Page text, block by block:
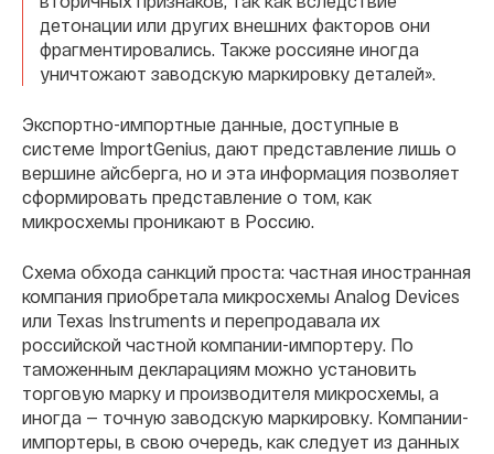
детонации или других внешних факторов они
фрагментировались. Также россияне иногда
уничтожают заводскую маркировку деталей».
Экспортно-импортные данные, доступные в
системе ImportGenius, дают представление лишь о
вершине айсберга, но и эта информация позволяет
сформировать представление о том, как
микросхемы проникают в Россию.
Схема обхода санкций проста: частная иностранная
компания приобретала микросхемы Analog Devices
или Texas Instruments и перепродавала их
российской частной компании-импортеру. По
таможенным декларациям можно установить
торговую марку и производителя микросхемы, а
иногда — точную заводскую маркировку. Компании-
импортеры, в свою очередь, как следует из данных